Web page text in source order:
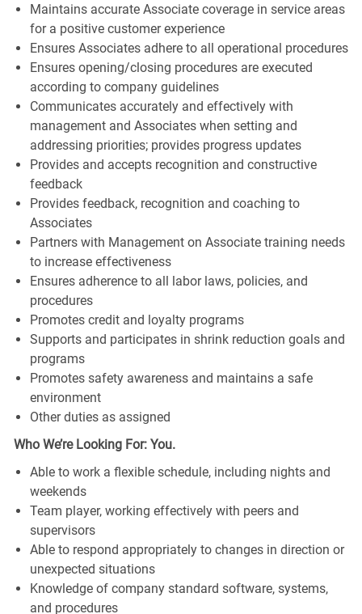
Maintains accurate Associate coverage in service areas
for a positive customer experience
Ensures Associates adhere to all operational procedures
Ensures opening/closing procedures are executed
according to company guidelines
Communicates accurately and effectively with
management and Associates when setting and
addressing priorities; provides progress updates
Provides and accepts recognition and constructive
feedback
Provides feedback, recognition and coaching to
Associates
Partners with Management on Associate training needs
to increase effectiveness
Ensures adherence to all labor laws, policies, and
procedures
Promotes credit and loyalty programs
Supports and participates in shrink reduction goals and
programs
Promotes safety awareness and maintains a safe
environment
Other duties as assigned
Who We’re Looking For: You.
Able to work a flexible schedule, including nights and
weekends
Team player, working effectively with peers and
supervisors
Able to respond appropriately to changes in direction or
unexpected situations
Knowledge of company standard software, systems,
and procedures